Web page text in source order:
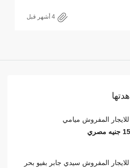
المفروش ميامي
المفروش سيدي جابر بفيو بحر